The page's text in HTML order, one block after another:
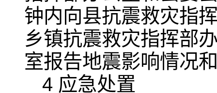
钟内向县抗震救灾指
乡镇抗震救灾指挥部
室报告地震影响情况
4 应急处置